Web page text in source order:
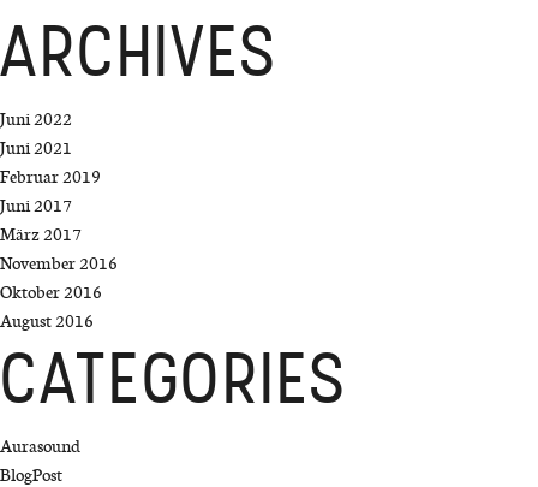
ARCHIVES
Juni 2022
Juni 2021
Februar 2019
Juni 2017
März 2017
November 2016
Oktober 2016
August 2016
CATEGORIES
Aurasound
BlogPost